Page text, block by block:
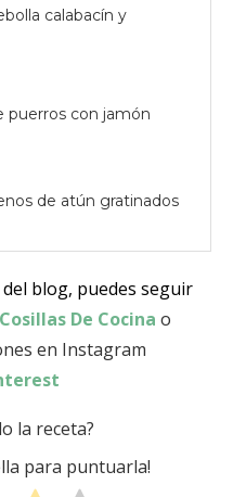
calabacín y
puerros con jamón
de atún gratinados
blog, puedes seguir
De Cocina o
en Instagram
la receta?
para puntuarla!